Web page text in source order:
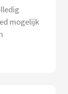
mogelijk